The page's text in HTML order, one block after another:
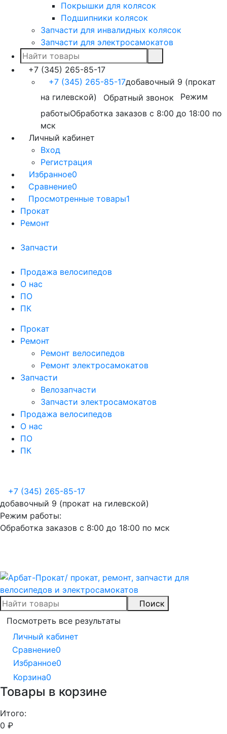
Покрышки для колясок
Подшипники колясок
Запчасти для инвалидных колясок
Запчасти для электросамокатов
+7 (345) 265-85-17
+7 (345) 265-85-17добавочный 9 (прокат
на гилевской)
Обратный звонок
Режим
работыОбработка заказов с 8:00 до 18:00 по
мск
Личный кабинет
Вход
Регистрация
Избранное0
Сравнение0
Просмотренные товары1
Прокат
Ремонт
Запчасти
Продажа велосипедов
О нас
ПО
ПК
Прокат
Ремонт
Ремонт велосипедов
Ремонт электросамокатов
Запчасти
Велозапчасти
Запчасти электросамокатов
Продажа велосипедов
О нас
ПО
ПК
+7 (345) 265-85-17
добавочный 9 (прокат на гилевской)
Режим работы:
Обработка заказов с 8:00 до 18:00 по мск
Поиск
Посмотреть все результаты
Личный кабинет
Сравнение0
Избранное0
Корзина0
Товары в корзине
Итого:
0 ₽